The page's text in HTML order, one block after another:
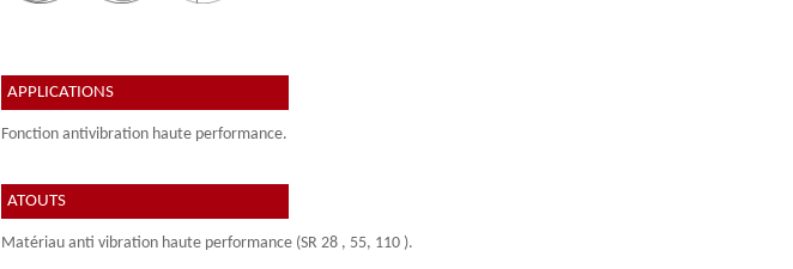
APPLICATIONS
Fonction antivibration haute performance.
ATOUTS
Matériau anti vibration haute performance (SR 28 , 55, 110 ).